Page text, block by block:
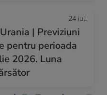
24 iul.
| Previziuni
pentru perioada
2026. Luna